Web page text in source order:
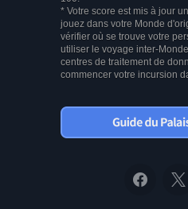
* Votre score est mis à jour
jouez dans votre Monde
vérifier où se trouve votre
utiliser le voyage inter-
centres de traitement de
commencer votre incursion